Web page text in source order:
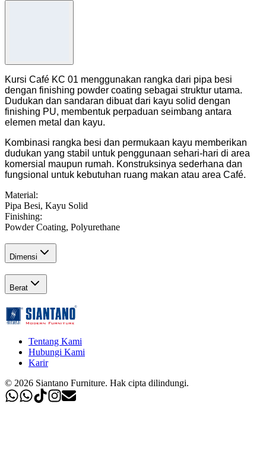
Kursi Café KC 01 menggunakan rangka dari pipa besi
dengan finishing powder coating sebagai struktur utama.
Dudukan dan sandaran dibuat dari kayu solid dengan
finishing PU, membentuk perpaduan seimbang antara
elemen metal dan kayu.
Kombinasi rangka besi dan permukaan kayu memberikan
dudukan yang stabil untuk penggunaan sehari-hari di area
komersial maupun rumah. Konstruksinya sederhana dan
fungsional untuk kebutuhan ruang makan atau area Café.
Material:
Pipa Besi, Kayu Solid
Finishing:
Powder Coating, Polyurethane
Dimensi
Berat
Tentang Kami
Hubungi Kami
Karir
© 2026 Siantano Furniture. Hak cipta dilindungi.